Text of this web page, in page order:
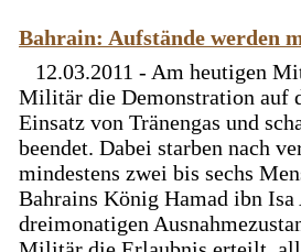
Bahrain: Aufstände werden
12.03.2011 - Am heutigen
Militär die Demonstration auf
Einsatz von Tränengas und
beendet. Dabei starben nach
mindestens zwei bis sechs
Bahrains König Hamad ibn
dreimonatigen